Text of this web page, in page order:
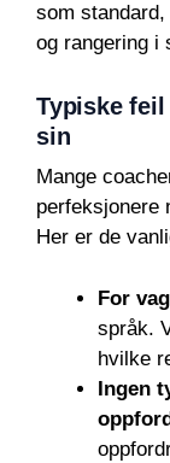
som
og rangering i
Typiske
sin
Mange
perfeksjonere
Her er de
For
språk.
hvilke
Ingen